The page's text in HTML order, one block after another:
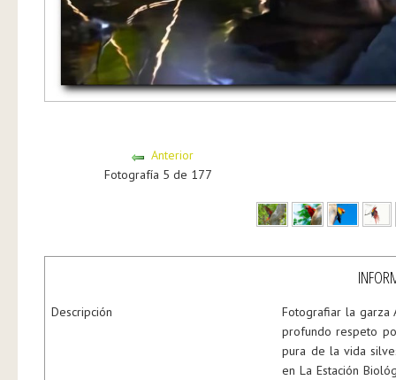
Anterior
Fotografía 5 de 177
Descripción
Fotografiar la garza
profundo respeto
pura de la vida
en La Estación